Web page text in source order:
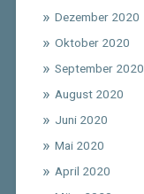
Dezember 2020
Oktober 2020
September 2020
August 2020
Juni 2020
Mai 2020
April 2020